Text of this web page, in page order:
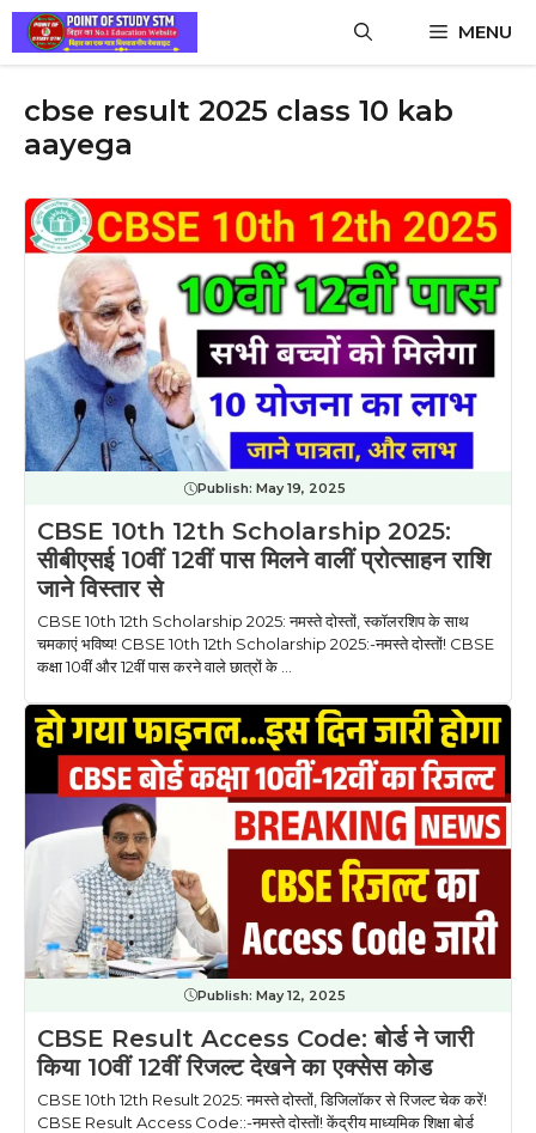
Skip
content
MENU
cbse result 2025 class 10 kab
aayega
Publish: May 19, 2025
CBSE 10th 12th Scholarship 2025:
सीबीएसई 10वीं 12वीं पास मिलने वालीं प्रोत्साहन राशि
जाने विस्तार से
CBSE 10th 12th Scholarship 2025: नमस्ते दोस्तों, स्कॉलरशिप के साथ
चमकाएं भविष्य! CBSE 10th 12th Scholarship 2025:-नमस्ते दोस्तों! CBSE
कक्षा 10वीं और 12वीं पास करने वाले छात्रों के ...
Publish: May 12, 2025
CBSE Result Access Code: बोर्ड ने जारी
किया 10वीं 12वीं रिजल्ट देखने का एक्सेस कोड
CBSE 10th 12th Result 2025: नमस्ते दोस्तों, डिजिलॉकर से रिजल्ट चेक करें!
CBSE Result Access Code::-नमस्ते दोस्तों! केंद्रीय माध्यमिक शिक्षा बोर्ड